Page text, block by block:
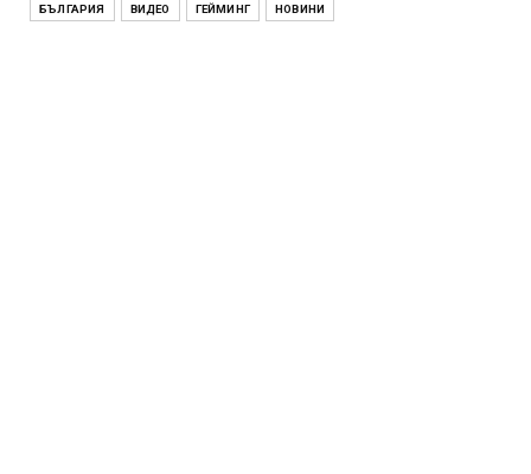
Без милост! Испания пречупи Франция и е
БЪЛГАРИЯ ВИДЕО ГЕЙМИНГ НОВИНИ